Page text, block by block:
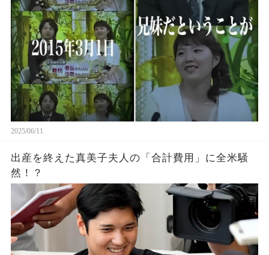
2025/06/11
出産を終えた真美子夫人の「合計費用」に全米騒
然！？